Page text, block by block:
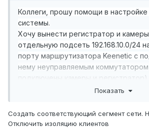
Коллеги, прошу помощи в
системы.
Хочу вынести регистратор и
отдельную подсеть 192.168.10.0/24
порту маршрутизатора Keenetic с
нему неуправляемым
подключены камеры и регистратор).
Что нужно настроить, чтобы камеры
домашней сети 192.168.1.0/24?
Предполагаю, что нужно прежде всего
Показать
Создать соответствующий сегмент сети.
Отключить изоляцию клиентов